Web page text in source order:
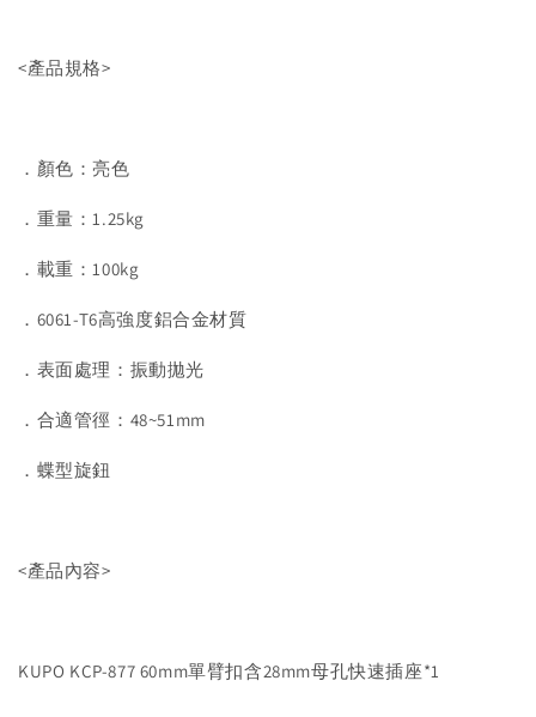
<產品規格>
．顏色：亮色
．重量：1.25kg
．載重：100kg
．6061-T6高強度鋁合金材質
．表面處理：振動拋光
．合適管徑：48~51mm
．蝶型旋鈕
<產品內容>
KUPO KCP-877 60mm單臂扣含28mm母孔快速插座*1